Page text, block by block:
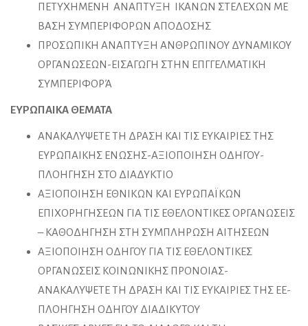
ΠΕΤΥΧΗΜΕΝΗ ΑΝΑΠΤΥΞΗ ΙΚΑΝΩΝ ΣΤΕΛΕΧΩΝ ΜΕ
ΒΑΣΗ ΣΥΜΠΕΡΙΦΟΡΩΝ ΑΠΟΔΟΣΗΣ
ΠΡΟΣΩΠΙΚΗ ΑΝΑΠΤΥΞΗ ΑΝΘΡΩΠΙΝΟΥ ΔΥΝΑΜΙΚΟΥ
ΟΡΓΑΝΩΣΕΩΝ-ΕΙΣΑΓΩΓΗ ΣΤΗΝ ΕΠΓΓΕΛΜΑΤΙΚΗ
ΣΥΜΠΕΡΙΦΟΡΆ
ΕΥΡΩΠΑΙΚΑ ΘΕΜΑΤΑ
ΑΝΑΚΑΛΥΨΕΤΕ ΤΗ ΔΡΑΣΗ ΚΑΙ ΤΙΣ ΕΥΚΑΙΡΙΕΣ ΤΗΣ
ΕΥΡΩΠΑΙΚΗΣ ΕΝΩΣΗΣ-ΑΞΙΟΠΟΙΗΣΗ ΟΔΗΓΟΥ-
ΠΛΟΗΓΗΣΗ ΣΤΟ ΔΙΑΔΥΚΤΙΟ
ΑΞΙΟΠΟΙΗΣΗ ΕΘΝΙΚΩΝ ΚΑΙ ΕΥΡΩΠΑΪΚΩΝ
ΕΠΙΧΟΡΗΓΗΣΕΩΝ ΓΙΑ ΤΙΣ ΕΘΕΛΟΝΤΙΚΕΣ ΟΡΓΑΝΩΣΕΙΣ
– ΚΑΘΟΔΗΓΗΣΗ ΣΤΗ ΣΥΜΠΛΗΡΩΣΗ ΑΙΤΗΣΕΩΝ
ΑΞΙΟΠΟΙΗΣΗ ΟΔΗΓΟΥ ΓΙΑ ΤΙΣ ΕΘΕΛΟΝΤΙΚΕΣ
ΟΡΓΑΝΩΣΕΙΣ ΚΟΙΝΩΝΙΚΗΣ ΠΡΟΝΟΙΑΣ-
ΑΝΑΚΑΛΥΨΕΤΕ ΤΗ ΔΡΑΣΗ ΚΑΙ ΤΙΣ ΕΥΚΑΙΡΙΕΣ ΤΗΣ ΕΕ-
ΠΛΟΗΓΗΣΗ ΟΔΗΓΟΥ ΔΙΑΔΙΚΥΤΟΥ